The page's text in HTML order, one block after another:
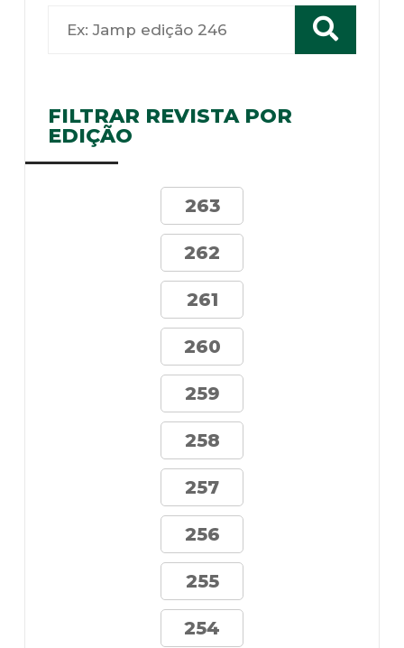
FILTRAR REVISTA POR
EDIÇÃO
263
262
261
260
259
258
257
256
255
254